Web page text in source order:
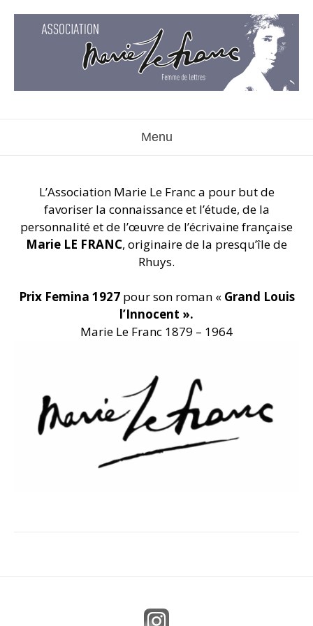
Menu
L’Association Marie Le Franc a pour but de
favoriser la connaissance et l’étude, de la
personnalité et de l’œuvre de l’écrivaine française
Marie LE FRANC, originaire de la presqu’île de
Rhuys.
Prix Femina 1927pour son roman « Grand Louis
l’Innocent ».
Marie Le Franc 1879 – 1964